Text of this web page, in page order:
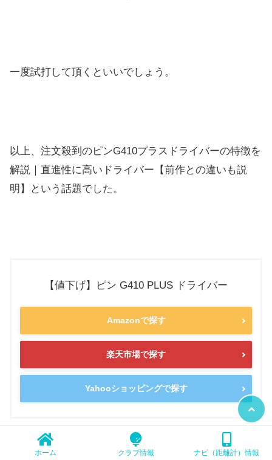
一度試打して頂くといいでしょう。
以上、注文殺到のピンG410プラスドライバーの特徴を
解説｜直進性に高いドライバー【前作との違いも説
明】という話題でした。
【値下げ】ピン G410 PLUS ドライバー
Amazonで探す
楽天市場で探す
Yahooショッピングで探す
ホーム クラブ情報 ナビ（距離計）情報